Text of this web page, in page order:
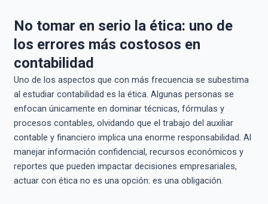
No tomar en serio la ética: uno de
los errores más costosos en
contabilidad
Uno de los aspectos que con más frecuencia se subestima
al estudiar contabilidad es la ética. Algunas personas se
enfocan únicamente en dominar técnicas, fórmulas y
procesos contables, olvidando que el trabajo del auxiliar
contable y financiero implica una enorme responsabilidad. Al
manejar información confidencial, recursos económicos y
reportes que pueden impactar decisiones empresariales,
actuar con ética no es una opción: es una obligación.